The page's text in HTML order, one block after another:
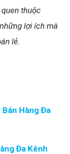
thuộc
lợi ích mà
lẻ.
Hàng Đa
Đa Kênh